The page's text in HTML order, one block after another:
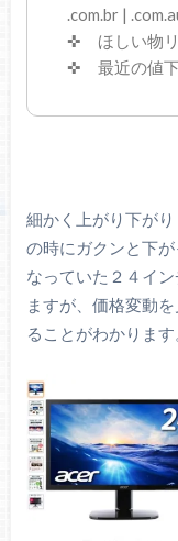
.com.br |
✜ ほしい物リ
✜ 最近の値下
細かく上がり下が
の時にガクンと下
なっていた２４イ
ますが、価格変動
ることがわかります